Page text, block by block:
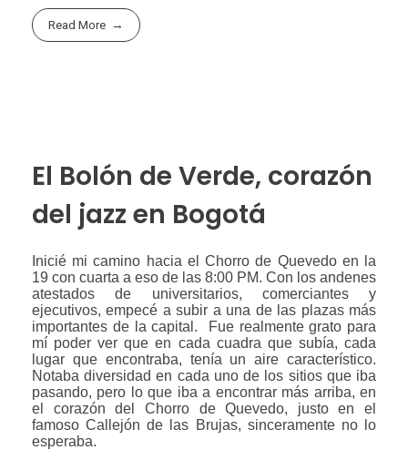
Read More
El Bolón de Verde, corazón
del jazz en Bogotá
Inicié mi camino hacia el Chorro de Quevedo en la
19 con cuarta a eso de las 8:00 PM. Con los andenes
atestados de universitarios, comerciantes y
ejecutivos, empecé a subir a una de las plazas más
importantes de la capital. Fue realmente grato para
mí poder ver que en cada cuadra que subía, cada
lugar que encontraba, tenía un aire característico.
Notaba diversidad en cada uno de los sitios que iba
pasando, pero lo que iba a encontrar más arriba, en
el corazón del Chorro de Quevedo, justo en el
famoso Callejón de las Brujas, sinceramente no lo
esperaba.